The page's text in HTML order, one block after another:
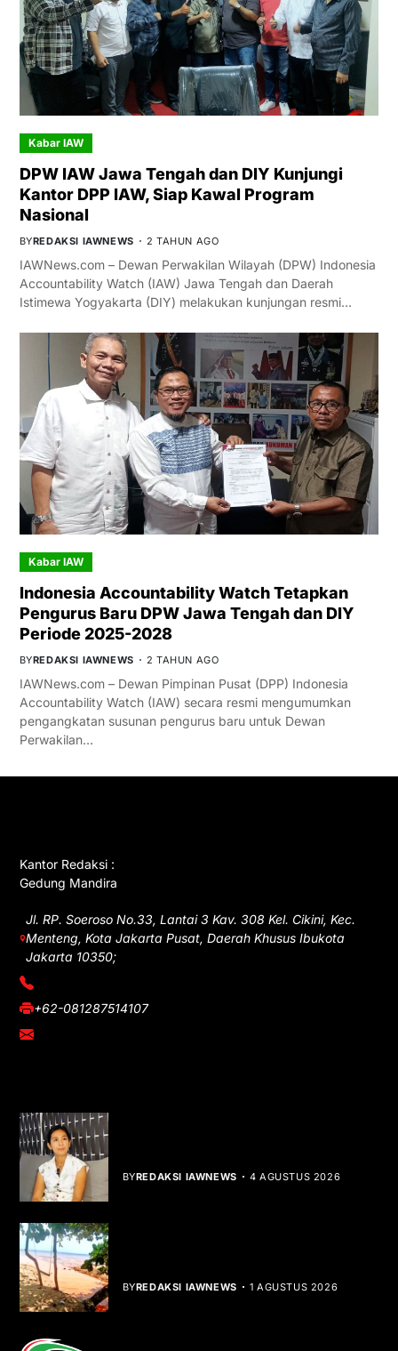
Kabar IAW
DPW IAW Jawa Tengah dan DIY Kunjungi
Kantor DPP IAW, Siap Kawal Program
Nasional
BYREDAKSI IAWNEWS 2 TAHUN AGO
IAWNews.com – Dewan Perwakilan Wilayah (DPW) Indonesia
Accountability Watch (IAW) Jawa Tengah dan Daerah
Istimewa Yogyakarta (DIY) melakukan kunjungan resmi…
Kabar IAW
Indonesia Accountability Watch Tetapkan
Pengurus Baru DPW Jawa Tengah dan DIY
Periode 2025-2028
BYREDAKSI IAWNEWS 2 TAHUN AGO
IAWNews.com – Dewan Pimpinan Pusat (DPP) Indonesia
Accountability Watch (IAW) secara resmi mengumumkan
pengangkatan susunan pengurus baru untuk Dewan
Perwakilan…
Kantor Redaksi :
Gedung Mandira
Jl. RP. Soeroso No.33, Lantai 3 Kav. 308 Kel. Cikini, Kec.
Menteng, Kota Jakarta Pusat, Daerah Khusus Ibukota
Jakarta 10350;
(021) 3908026
+62-081287514107
adm@iawnews.com
BYREDAKSI IAWNEWS 4 AGUSTUS 2026
BYREDAKSI IAWNEWS 1 AGUSTUS 2026